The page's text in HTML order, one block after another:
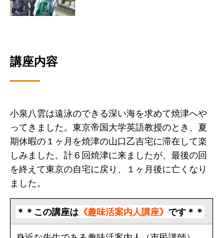
講座内容
小泉八雲は遠泳のできる深い海を求めて焼津へや
ってきました。東京帝国大学英語教授のとき、夏
期休暇の１ヶ月を焼津の山口乙吉宅に滞在して楽
しみました。計６回焼津に来ましたが、最後の回
を終えて東京の自宅に戻り、１ヶ月後に亡くなり
ました。
＊＊この講座は 《趣味活案内人講座》 です＊＊